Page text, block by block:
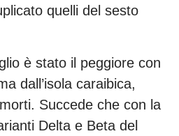
quelli del sesto
è stato il peggiore con
dall’isola caraibica,
Succede che con la
Delta e Beta del